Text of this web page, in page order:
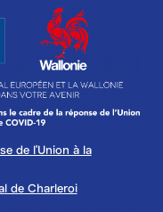
de l'Union à la
de Charleroi